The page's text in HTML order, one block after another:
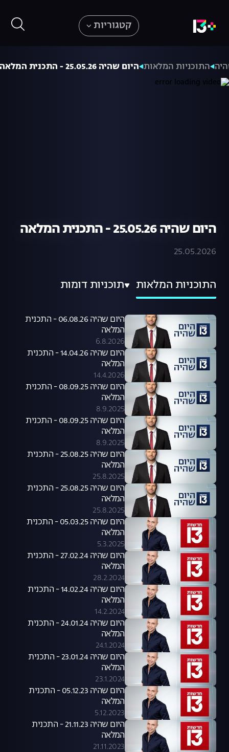
קטגוריות
התוכניות המלאות היום שהיה 25.05.26 - התכנית המלאה
היום שהיה 25.05.26 - התכנית המלאה
25.05.2026
התוכניות המלאות תוכניות דומות
היום שהיה 06.08.26 - התכנית
המלאה
6.8.2026
היום שהיה 14.04.26 - התכנית
המלאה
14.4.2026
היום שהיה 08.09.25 - התכנית
המלאה
8.9.2025
היום שהיה 08.09.25 - התכנית
המלאה
8.9.2025
היום שהיה 25.08.25 - התכנית
המלאה
25.8.2025
היום שהיה 25.08.25 - התכנית
המלאה
25.8.2025
היום שהיה 05.03.25 - התכנית
המלאה
5.3.2025
היום שהיה 27.02.24 - התכנית
המלאה
28.2.2024
היום שהיה 14.02.24 - התכנית
המלאה
14.2.2024
היום שהיה 24.01.24 - התכנית
המלאה
24.1.2024
היום שהיה 23.01.24 - התכנית
המלאה
23.1.2024
היום שהיה 05.12.23 - התכנית
המלאה
5.12.2023
היום שהיה 21.11.23 - התכנית
המלאה
21.11.2023